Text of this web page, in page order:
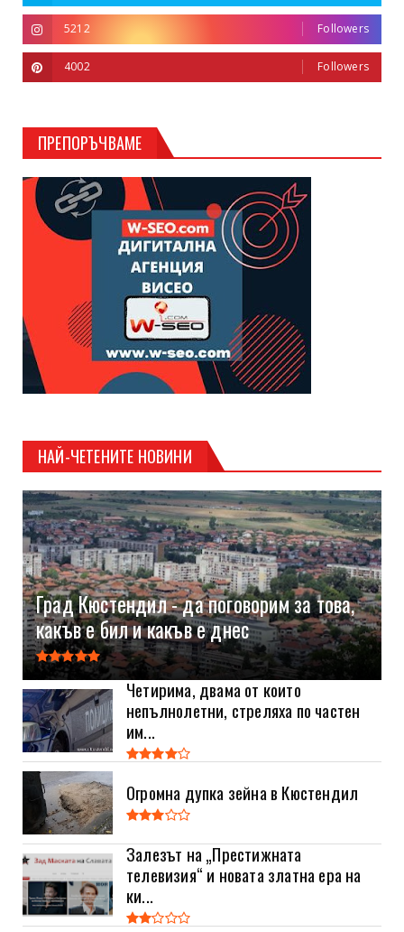
5212 Followers
4002 Followers
ПРЕПОРЪЧВАМЕ
НАЙ-ЧЕТЕНИТЕ НОВИНИ
Град Кюстендил - да поговорим за това,
какъв е бил и какъв е днес
Четирима, двама от които
непълнолетни, стреляха по частен
им...
Огромна дупка зейна в Кюстендил
Залезът на „Престижната
телевизия“ и новата златна ера на
ки...